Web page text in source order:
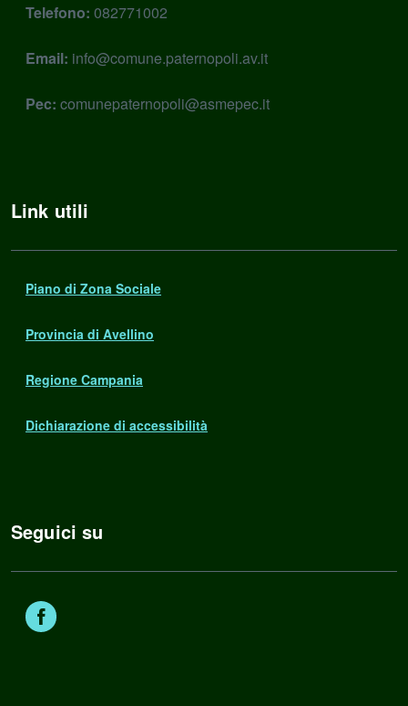
Telefono: 082771002
Email: info@comune.paternopoli.av.it
Pec: comunepaternopoli@asmepec.it
Link utili
Piano di Zona Sociale
Provincia di Avellino
Regione Campania
Dichiarazione di accessibilità
Seguici su